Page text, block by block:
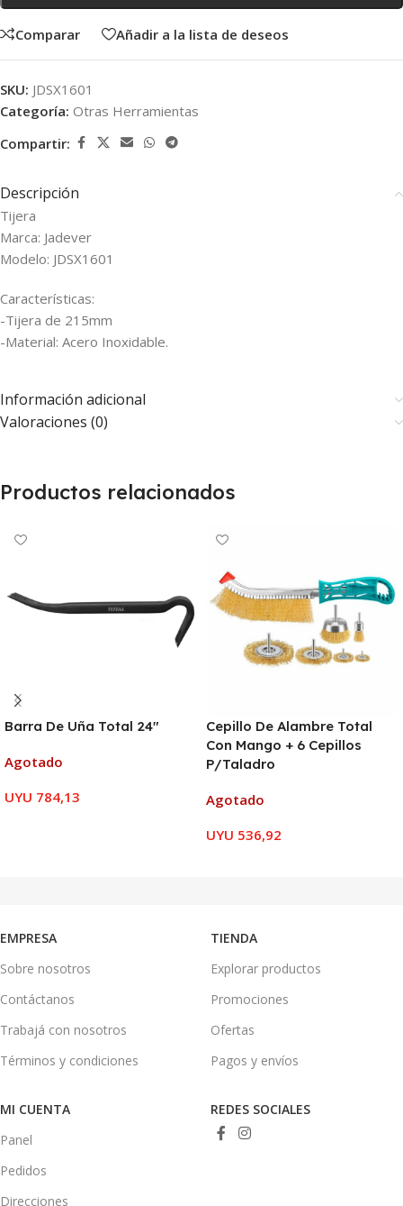
Comparar Añadir a la lista de deseos
SKU: JDSX1601
Categoría: Otras Herramientas
Compartir:
Descripción
Tijera
Marca: Jadever
Modelo: JDSX1601
Características:
-Tijera de 215mm
-Material: Acero Inoxidable.
Información adicional
Valoraciones (0)
Productos relacionados
Barra De Uña Total 24″
Agotado
UYU 784,13
Cepillo De Alambre Total
Con Mango + 6 Cepillos
P/Taladro
Agotado
UYU 536,92
EMPRESA
Sobre nosotros
Contáctanos
Trabajá con nosotros
Términos y condiciones
TIENDA
Explorar productos
Promociones
Ofertas
Pagos y envíos
MI CUENTA
Panel
Pedidos
Direcciones
REDES SOCIALES